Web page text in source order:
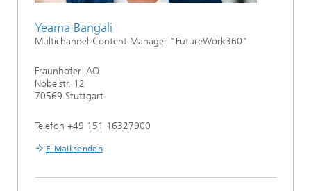
Yeama Bangali
Multichannel-Content Manager "FutureWork360"
Fraunhofer IAO
Nobelstr. 12
70569 Stuttgart
Telefon +49 151 16327900
E-Mail senden